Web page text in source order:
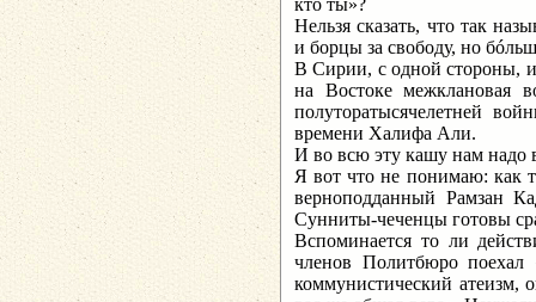
кто ты»?
Нельзя сказать, что так
и борцы за свободу, но
В Сирии, с одной стороны,
на Востоке межклановая
полуторатысячелетней
времени Халифа Али.
И во всю эту кашу нам надо
Я вот что не понимаю: как
верноподданный Рамзан
Сунниты-чеченцы готовы
Вспоминается то ли
членов Политбюро поехал
коммунистический атеизм,